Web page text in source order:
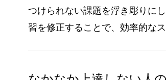
つけられない課題を浮き彫りに
習を修正することで、効率的な